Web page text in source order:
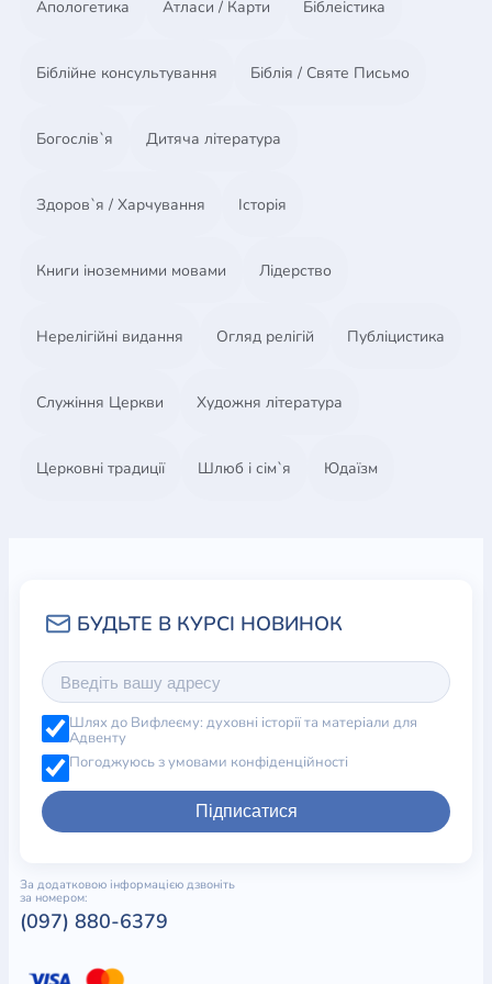
Апологетика Атласи / Карти Біблеістика
Біблійне консультування Біблія / Святе Письмо
Богослів`я Дитяча література
Здоров`я / Харчування Історія
Книги іноземними мовами Лідерство
Нерелігійні видання Огляд релігій Публіцистика
Служіння Церкви Художня література
Церковні традиції Шлюб і сім`я Юдаїзм
Шлях до Вифлеєму: духовні історії та матеріали для
Адвенту
Погоджуюсь з умовами конфіденційності
Підписатися
За додатковою інформацією дзвоніть
за номером:
(097) 880-6379